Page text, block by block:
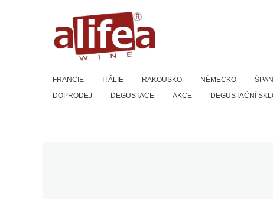
FRANCIE ITÁLIE RAKOUSKO NĚMECKO
DOPRODEJ
DEGUSTACE AKCE DEGUSTAČNÍ